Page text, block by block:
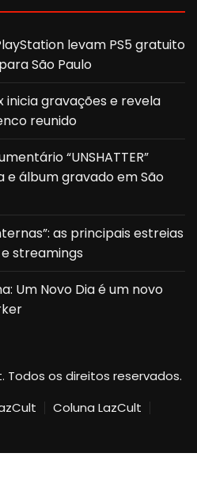
levam PS5 gratuito
São Paulo
inicia gravações e revela
reunido
“UNSHATTER”
álbum gravado em São
as principais estreias
streamings
Um Novo Dia é um novo
Todos os direitos reservados.
Coluna LazCult